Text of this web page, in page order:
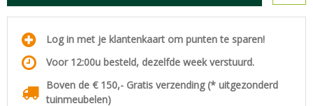
Log in met je klantenkaart om punten te sparen!
Voor 12:00u besteld, dezelfde week verstuurd.
Boven de € 150,- Gratis verzending (* uitgezonderd
tuinmeubelen)